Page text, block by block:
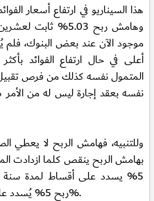
هذا السيناريو في ارتفاع أسعار
موجود الآن عند بعض البنوك،
أعلى في حال ارتفاع الفوائد
المتمول نفسه كذلك من فرص تقبيل
نفسه بعقد إجارة ليس له من الأمر
وللتنبيه، فهامش الربح لا يعطي
بهامش الربح ينقص كلما ازدادت
ربح 5% يُسدد على عشرين سنة كلفته الحقيقية 7.95%.